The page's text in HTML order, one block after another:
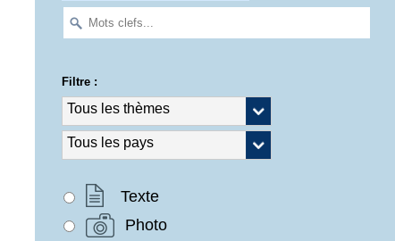
Filtre :
Texte
Photo